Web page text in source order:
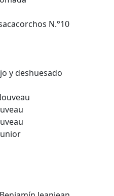
N.°10
y deshuesado
Jeanjean